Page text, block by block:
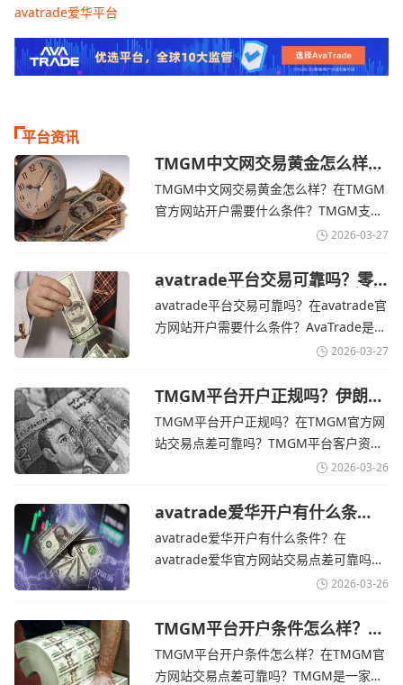
avatrade爱华平台
平台资讯
TMGM中文网交易黄金怎么样？
金价下跌，市场评估伊朗停火前
景-TMGM官网
TMGM中文网交易黄金怎么样？在TMGM
官方网站开户需要什么条件？‌‌‌TMGM支持
全球主流的MT4/MT5平台，同时提供功能
险管理工具。通过TMGM官网交易资讯了
解，金价周四回落，受​美元走强和油价上
涨，使通胀担忧保持不变‌对加息的持续预
2026-03-27
avatrade平台交易可靠吗？零
售企业称中东地区冲突正推高成
本avatrade官网
avatrade平台交易可靠吗？在avatrade官
方网站开户需要什么条件？‌‌‌AvaTrade是一
个在交易优势和可靠性两方面都非常均衡
在学习和探索中成长的新手交易者。通过
avatrade官网交易资讯了解，零售企业警
告称，中东地区的冲突正在推高成本，如
2026-03-27
TMGM平台开户正规吗？伊朗仍
拒绝与美国直接谈判-TMGM官
网
TMGM平台开户正规吗？在TMGM官方网
站交易点差可靠吗？‌‌‌TMGM平台客户资金
存放在澳大利亚国民银行等顶级银行的独
TMGM官网交易资讯了解，伊朗外交部长
表示，尽管德黑兰高级官员正在审查美国
结束战争的提议
2026-03-26
avatrade爱华开户有什么条
件？亚洲市场交易喜忧参半-
avatrade爱华官网
avatrade爱华开户有什么条件？在
avatrade爱华官方网站交易点差可靠吗？‌‌‌
avatrade爱华平台的新手可以用很小的成
标准的MT4、MT5，以及自研的
AvaTradeGO和AvaOptions。通过
avatrade爱华官网交易资讯了解，据伊朗
2026-03-26
TMGM平台开户条件怎么样？美
伊和谈传闻引发油价暴跌-
TMGM官网
TMGM平台开户条件怎么样？在TMGM官
方网站交易点差可靠吗？‌‌‌TMGM是一家交